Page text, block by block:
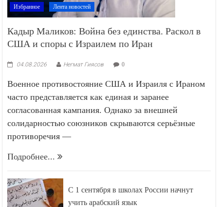
Избранное Лента новостей
Кадыр Маликов: Война без единства. Раскол в
США и споры с Израилем по Иран
04.08.2026 Негмат Гиясов 0
Военное противостояние США и Израиля с Ираном
часто представляется как единая и заранее
согласованная кампания. Однако за внешней
солидарностью союзников скрываются серьёзные
противоречия —
Подробнее...
С 1 сентября в школах России начнут
учить арабский язык